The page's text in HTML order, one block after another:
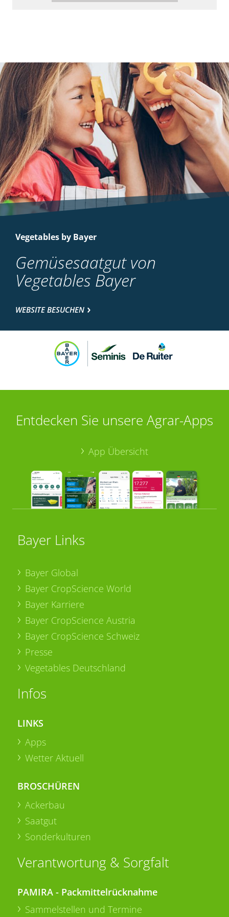
Vegetables by Bayer
Gemüsesaatgut von
Vegetables Bayer
WEBSITE BESUCHEN
Entdecken Sie unsere Agrar-Apps
App Übersicht
Bayer Links
Bayer Global
Bayer CropScience World
Bayer Karriere
Bayer CropScience Austria
Bayer CropScience Schweiz
Presse
Vegetables Deutschland
Infos
LINKS
Apps
Wetter Aktuell
BROSCHÜREN
Ackerbau
Saatgut
Sonderkulturen
Verantwortung & Sorgfalt
PAMIRA - Packmittelrücknahme
Sammelstellen und Termine